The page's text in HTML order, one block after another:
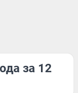
за 12